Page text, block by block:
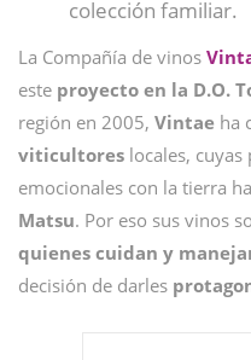
colección familiar.
La Compañía de vinos
este proyecto en la D.O.
región en 2005, Vintae ha
viticultores locales,
emocionales con la tierra
Matsu. Por eso sus vinos
quienes cuidan y
decisión de darles